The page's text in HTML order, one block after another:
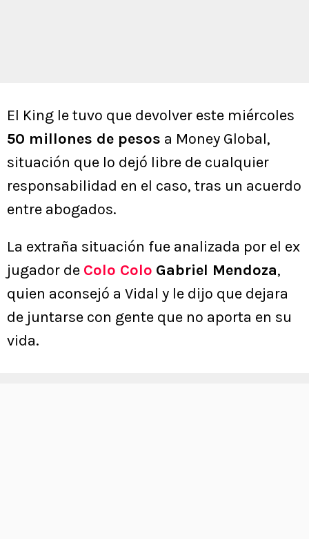
El King le tuvo que devolver este miércoles
50 millones de pesos a Money Global,
situación que lo dejó libre de cualquier
responsabilidad en el caso, tras un acuerdo
entre abogados.
La extraña situación fue analizada por el ex
jugador de Colo Colo Gabriel Mendoza,
quien aconsejó a Vidal y le dijo que dejara
de juntarse con gente que no aporta en su
vida.